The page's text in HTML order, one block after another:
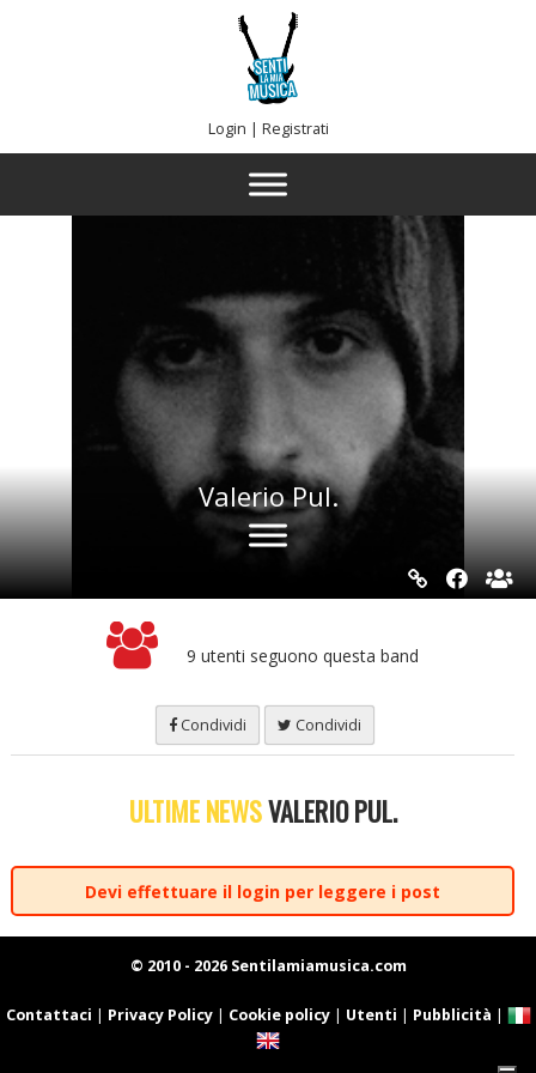
Login | Registrati
Valerio Pul.
9 utenti seguono questa band
Condividi Condividi
ULTIME NEWSVALERIO PUL.
Devi effettuare il login per leggere i post
© 2010 - 2026 Sentilamiamusica.com
Contattaci | Privacy Policy| Cookie policy| Utenti | Pubblicità |